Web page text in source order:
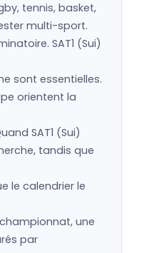
tennis, basket,
multi-sport.
SAT1 (Sui)
sont essentielles.
orientent la
SAT1 (Sui)
tandis que
le calendrier le
une
par